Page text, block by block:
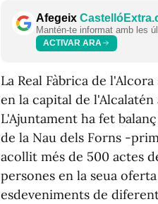
Afegeix
Mantén-te informat amb les
ACTIVAR ARA
La Real Fàbrica de
en la capital de
L'Ajuntament ha fet
de la Nau dels Forns -
acollit més de 500 actes
persones en la seua
esdeveniments de